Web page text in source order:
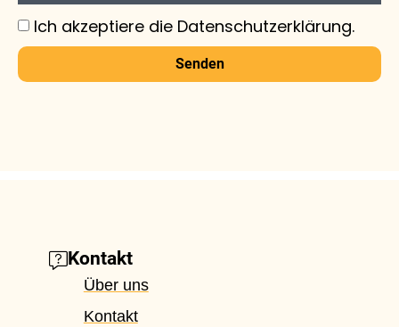
Ich akzeptiere die Datenschutzerklärung.
Senden
Kontakt
Über uns
Kontakt